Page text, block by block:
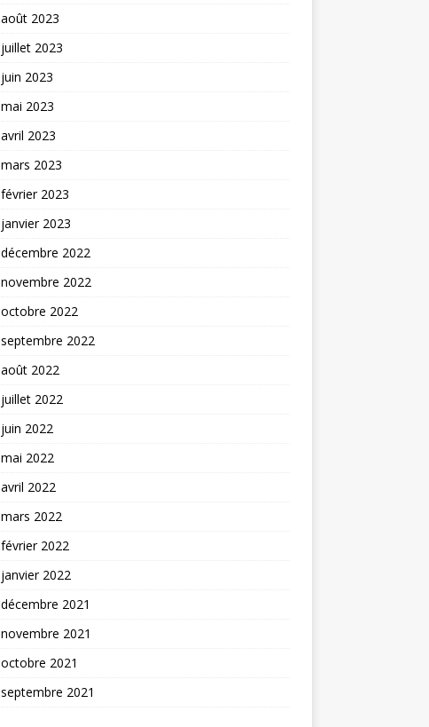
août 2023
juillet 2023
juin 2023
mai 2023
avril 2023
mars 2023
février 2023
janvier 2023
décembre 2022
novembre 2022
octobre 2022
septembre 2022
août 2022
juillet 2022
juin 2022
mai 2022
avril 2022
mars 2022
février 2022
janvier 2022
décembre 2021
novembre 2021
octobre 2021
septembre 2021